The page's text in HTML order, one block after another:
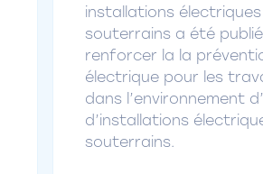
installations
souterrains a été
renforcer la la
électrique pour les
dans l’environnement
d’installations
souterrains.